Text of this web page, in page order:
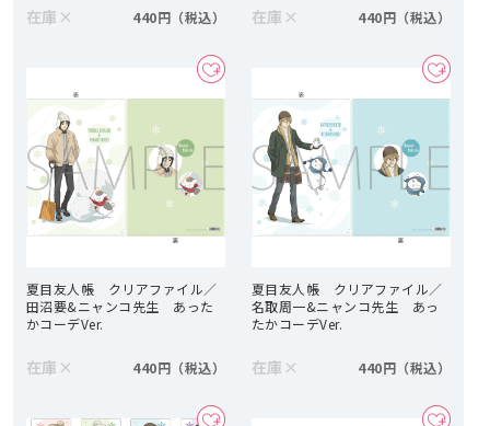
在庫 × 440円 在庫 × 440円
夏目友人帳 クリアファイル／
田沼要&ニャンコ先生 あった
かコーデVer.
在庫 × 440円
夏目友人帳 クリアファイル／
名取周一&ニャンコ先生 あっ
たかコーデVer.
在庫 × 440円